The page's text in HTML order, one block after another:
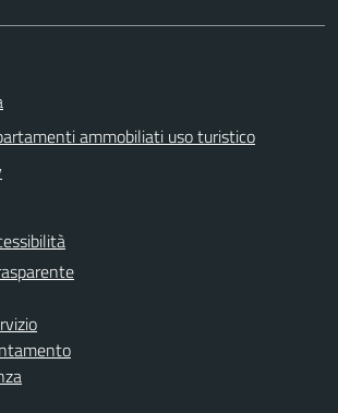
ammobiliati uso turistico